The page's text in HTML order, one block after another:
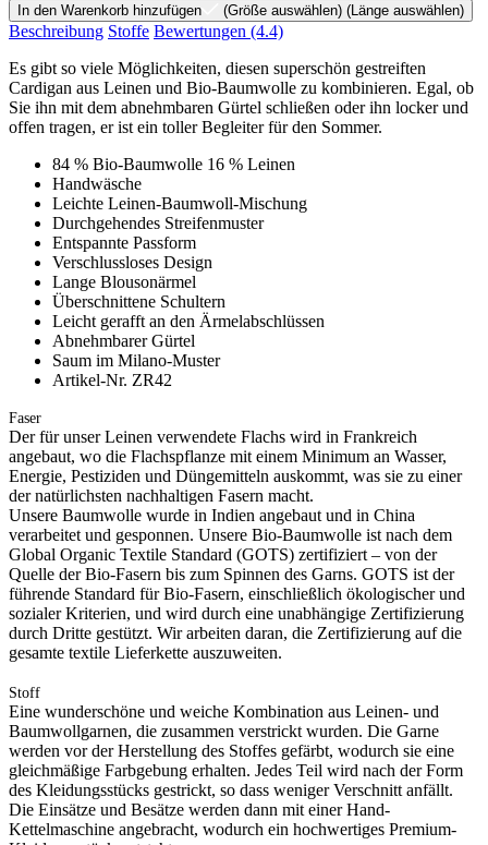
In den Warenkorb hinzufügen (Größe auswählen) (Länge auswählen)
Beschreibung Stoffe Bewertungen (4.4)
Es gibt so viele Möglichkeiten, diesen superschön gestreiften
Cardigan aus Leinen und Bio-Baumwolle zu kombinieren. Egal, ob
Sie ihn mit dem abnehmbaren Gürtel schließen oder ihn locker und
offen tragen, er ist ein toller Begleiter für den Sommer.
84 % Bio-Baumwolle 16 % Leinen
Handwäsche
Leichte Leinen-Baumwoll-Mischung
Durchgehendes Streifenmuster
Entspannte Passform
Verschlussloses Design
Lange Blousonärmel
Überschnittene Schultern
Leicht gerafft an den Ärmelabschlüssen
Abnehmbarer Gürtel
Saum im Milano-Muster
Artikel-Nr. ZR42
Faser
Der für unser Leinen verwendete Flachs wird in Frankreich
angebaut, wo die Flachspflanze mit einem Minimum an Wasser,
Energie, Pestiziden und Düngemitteln auskommt, was sie zu einer
der natürlichsten nachhaltigen Fasern macht.
Unsere Baumwolle wurde in Indien angebaut und in China
verarbeitet und gesponnen. Unsere Bio-Baumwolle ist nach dem
Global Organic Textile Standard (GOTS) zertifiziert – von der
Quelle der Bio-Fasern bis zum Spinnen des Garns. GOTS ist der
führende Standard für Bio-Fasern, einschließlich ökologischer und
sozialer Kriterien, und wird durch eine unabhängige Zertifizierung
durch Dritte gestützt. Wir arbeiten daran, die Zertifizierung auf die
gesamte textile Lieferkette auszuweiten.
Stoff
Eine wunderschöne und weiche Kombination aus Leinen- und
Baumwollgarnen, die zusammen verstrickt wurden. Die Garne
werden vor der Herstellung des Stoffes gefärbt, wodurch sie eine
gleichmäßige Farbgebung erhalten. Jedes Teil wird nach der Form
des Kleidungsstücks gestrickt, so dass weniger Verschnitt anfällt.
Die Einsätze und Besätze werden dann mit einer Hand-
Kettelmaschine angebracht, wodurch ein hochwertiges Premium-